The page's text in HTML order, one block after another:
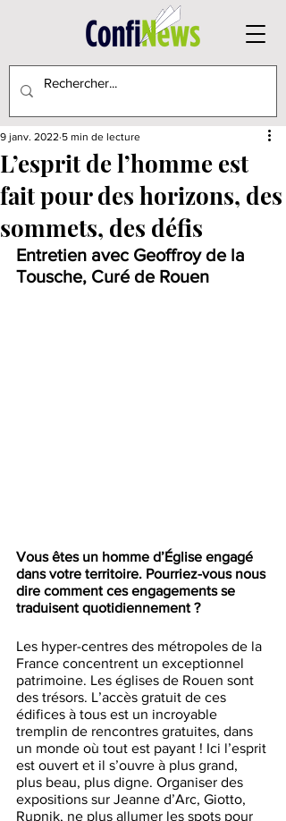
L’esprit de l’homme est
fait pour des horizons, des
sommets, des défis
9 janv. 2022 5 min de lecture
Entretien avec Geoffroy de la
Tousche, Curé de Rouen
Vous êtes un homme d’Église engagé
dans votre territoire. Pourriez-vous nous
dire comment ces engagements se
traduisent quotidiennement ?
Les hyper-centres des métropoles de la
France concentrent un exceptionnel
patrimoine. Les églises de Rouen sont
des trésors. L’accès gratuit de ces
édifices à tous est un incroyable
tremplin de rencontres gratuites, dans
un monde où tout est payant ! Ici l’esprit
est ouvert et il s’ouvre à plus grand,
plus beau, plus digne. Organiser des
expositions sur Jeanne d’Arc, Giotto,
Rupnik, ne plus allumer les spots pour